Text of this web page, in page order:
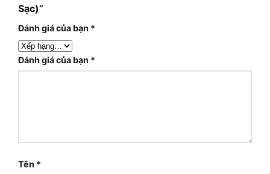
Sạc)”
Đánh giá của bạn *
Đánh giá của bạn *
Tên *